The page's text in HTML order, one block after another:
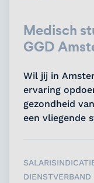
Medisch
GGD
Wil jij in
ervaring
gezondheid
een vliegende
DIENSTVERBAND